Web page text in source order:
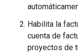
Habilita la
cuenta de
proyectos de